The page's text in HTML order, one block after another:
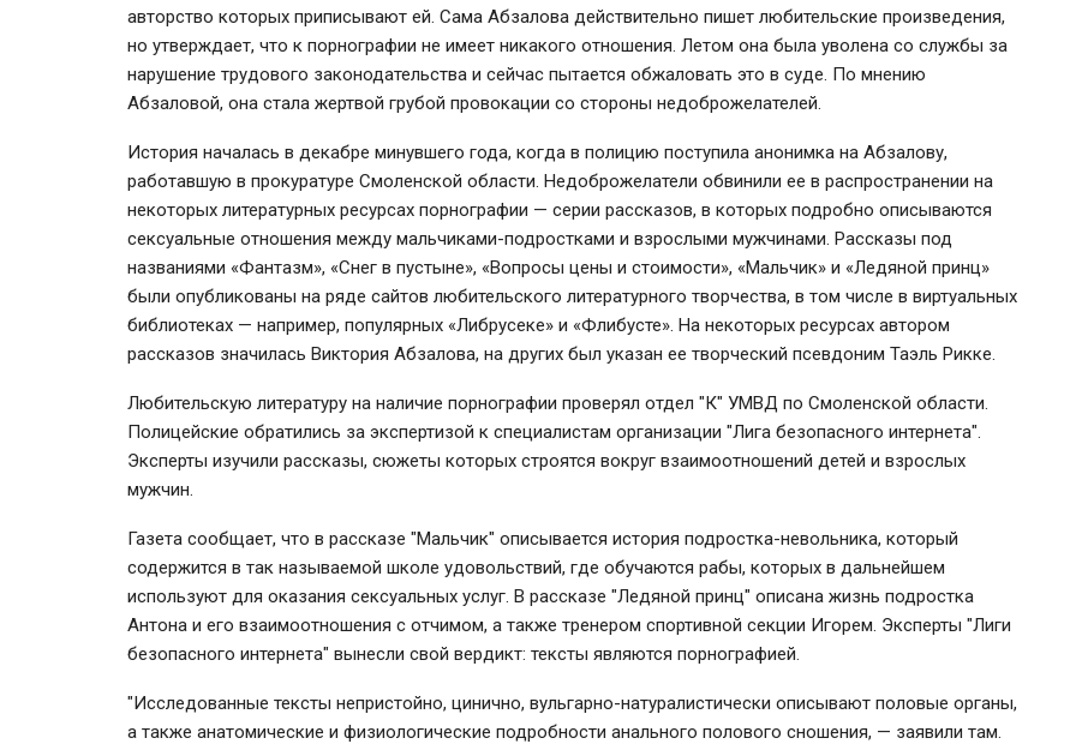
авторство которых приписывают ей. Сама Абзалова действительно пишет любительские произведения,
но утверждает, что к порнографии не имеет никакого отношения. Летом она была уволена со службы за
нарушение трудового законодательства и сейчас пытается обжаловать это в суде. По мнению
Абзаловой, она стала жертвой грубой провокации со стороны недоброжелателей.
История началась в декабре минувшего года, когда в полицию поступила анонимка на Абзалову,
работавшую в прокуратуре Смоленской области. Недоброжелатели обвинили ее в распространении на
некоторых литературных ресурсах порнографии — серии рассказов, в которых подробно описываются
сексуальные отношения между мальчиками-подростками и взрослыми мужчинами. Рассказы под
названиями «Фантазм», «Снег в пустыне», «Вопросы цены и стоимости», «Мальчик» и «Ледяной принц»
были опубликованы на ряде сайтов любительского литературного творчества, в том числе в виртуальных
библиотеках — например, популярных «Либрусеке» и «Флибусте». На некоторых ресурсах автором
рассказов значилась Виктория Абзалова, на других был указан ее творческий псевдоним Таэль Рикке.
Любительскую литературу на наличие порнографии проверял отдел "К" УМВД по Смоленской области.
Полицейские обратились за экспертизой к специалистам организации "Лига безопасного интернета".
Эксперты изучили рассказы, сюжеты которых строятся вокруг взаимоотношений детей и взрослых
мужчин.
Газета сообщает, что в рассказе "Мальчик" описывается история подростка-невольника, который
содержится в так называемой школе удовольствий, где обучаются рабы, которых в дальнейшем
используют для оказания сексуальных услуг. В рассказе "Ледяной принц" описана жизнь подростка
Антона и его взаимоотношения с отчимом, а также тренером спортивной секции Игорем. Эксперты "Лиги
безопасного интернета" вынесли свой вердикт: тексты являются порнографией.
"Исследованные тексты непристойно, цинично, вульгарно-натуралистически описывают половые органы,
а также анатомические и физиологические подробности анального полового сношения, — заявили там.